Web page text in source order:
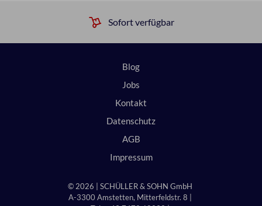
Sofort verfügbar
© 2026 | SCHÜLLER & SOHN GmbH
A-3300 Amstetten, Mitterfeldstr. 8 |
Blog
Jobs
Kontakt
Datenschutz
AGB
Impressum